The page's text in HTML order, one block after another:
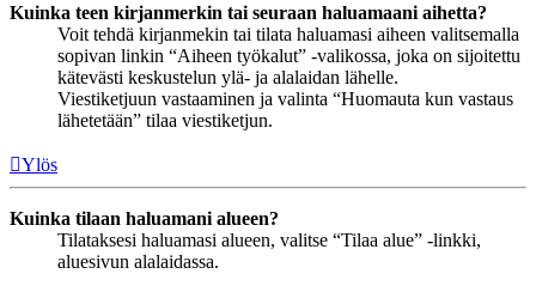
Kuinka teen kirjanmerkin tai seuraan haluamaani aihetta?
Voit tehdä kirjanmekin tai tilata haluamasi aiheen valitsemalla
sopivan linkin “Aiheen työkalut” -valikossa, joka on sijoitettu
kätevästi keskustelun ylä- ja alalaidan lähelle.
Viestiketjuun vastaaminen ja valinta “Huomauta kun vastaus
lähetetään” tilaa viestiketjun.
Ylös
Kuinka tilaan haluamani alueen?
Tilataksesi haluamasi alueen, valitse “Tilaa alue” -linkki,
aluesivun alalaidassa.